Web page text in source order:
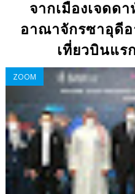
จากเมืองเจดด
อาณาจักรซาอุดีอ
เที่ยวบินแร
ZOOM